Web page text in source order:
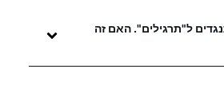
ל"תרגילים". האם זה